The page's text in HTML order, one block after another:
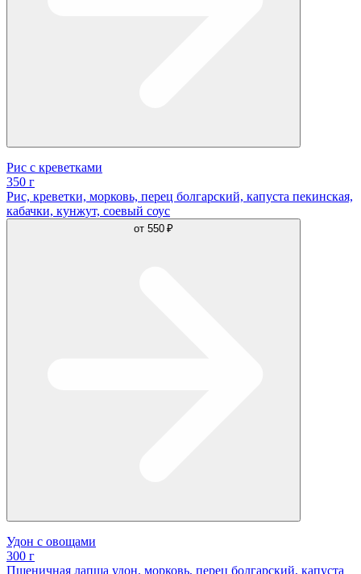
Рис с креветками
350 г
Рис, креветки, морковь, перец болгарский, капуста пекинская,
кабачки, кунжут, соевый соус
от 550 ₽
Удон с овощами
300 г
Пшеничная лапша удон, морковь, перец болгарский, капуста